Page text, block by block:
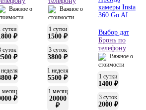
Важное о
сутки
₽
суток
₽
неделя
₽
месяц
₽
Важное о
стоимости
1 сутки
1500 ₽
3 суток
3800 ₽
1 неделя
5500 ₽
1 месяц
20000
₽
камеры Insta
360 Go AI
Выбор дат
Бронь по
телефону
Важное о
стоимости
1 сутки
1400 ₽
3 суток
2000 ₽